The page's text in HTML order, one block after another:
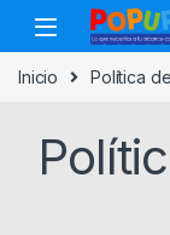
Skip to navigation
Skip to content
Inicio Política